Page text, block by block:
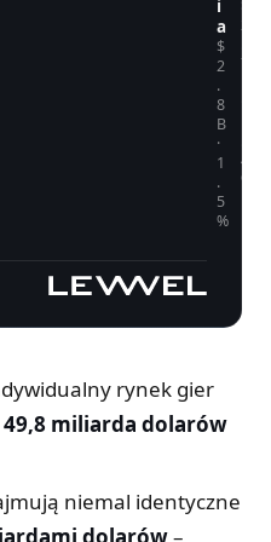
i
a
$
2
.
8
B
·
1
.
5
%
2
7
4
%
Share
26.4%
9.3%
rynek gier
49,8 miliarda dolarów
niemal identyczne
dolarów–